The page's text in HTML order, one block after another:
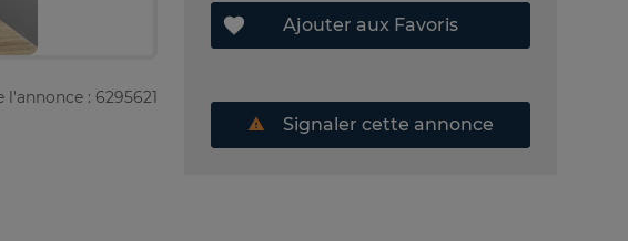
l'annonce : 6295621
Ajouter aux Favoris
Signaler cette annonce